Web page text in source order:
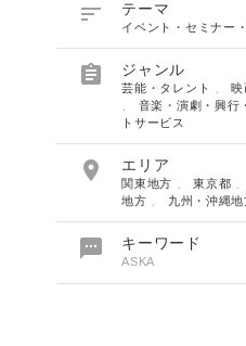
 テーマ
イベント・セミナー
 ジャンル
芸能・タレント
音楽・演劇・興行
トサービス
 エリア
関東地方 、東京都
地方
九州・沖縄地
 キーワード
ASKA